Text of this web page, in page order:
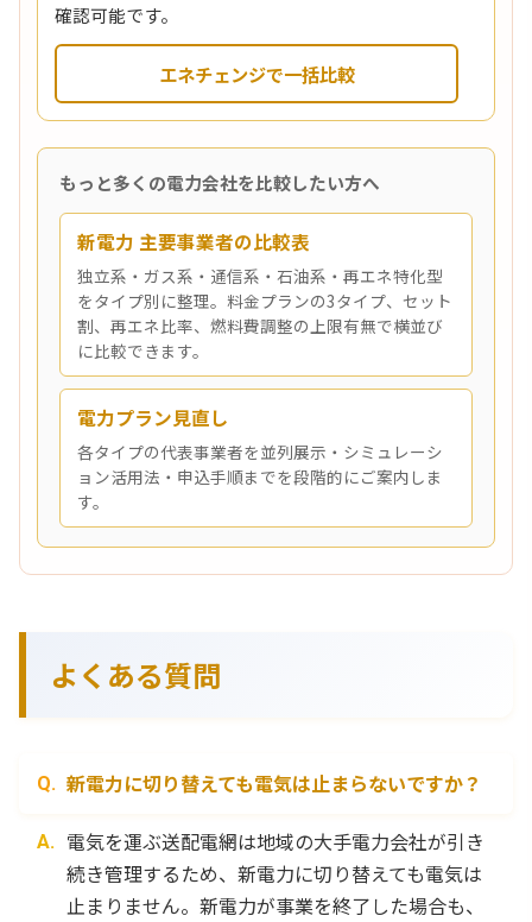
確認可能です。
エネチェンジで一括比較
もっと多くの電力会社を比較したい方へ
新電力 主要事業者の比較表
独立系・ガス系・通信系・石油系・再エネ特化型
をタイプ別に整理。料金プランの3タイプ、セット
割、再エネ比率、燃料費調整の上限有無で横並び
に比較できます。
電力プラン見直し
各タイプの代表事業者を並列展示・シミュレーシ
ョン活用法・申込手順までを段階的にご案内しま
す。
よくある質問
新電力に切り替えても電気は止まらないですか？
電気を運ぶ送配電網は地域の大手電力会社が引き
続き管理するため、新電力に切り替えても電気は
止まりません。新電力が事業を終了した場合も、